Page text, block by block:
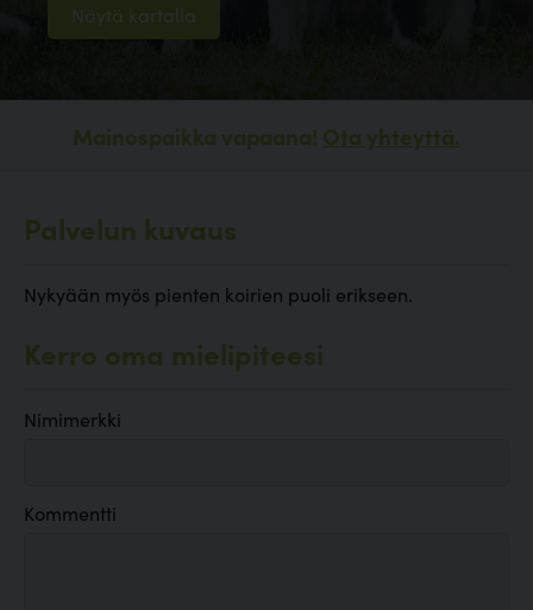
Näytä kartalla
Mainospaikka vapaana! Ota yhteyttä.
Palvelun kuvaus
Nykyään myös pienten koirien puoli erikseen.
Kerro oma mielipiteesi
Nimimerkki
Kommentti